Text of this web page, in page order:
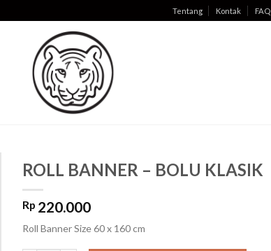
Tentang Kontak FAQ
ROLL BANNER – BOLU KLASIK
Rp 220.000
Roll Banner Size 60 x 160 cm